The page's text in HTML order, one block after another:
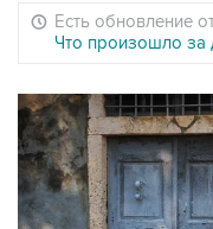
Есть обновление
Что произошло за